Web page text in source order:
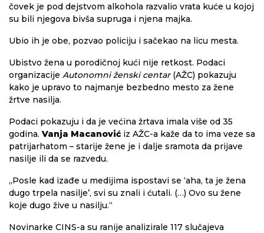
čovek je pod dejstvom alkohola razvalio vrata kuće u kojoj
su bili njegova bivša supruga i njena majka.
Ubio ih je obe, pozvao policiju i sačekao na licu mesta.
Ubistvo žena u porodičnoj kući nije retkost. Podaci
organizacije Autonomni ženski centar(AŽC) pokazuju
kako je upravo to najmanje bezbedno mesto za žene
žrtve nasilja.
Podaci pokazuju i da je većina žrtava imala više od 35
godina. Vanja Macanović iz AŽC-a kaže da to ima veze sa
patrijarhatom – starije žene je i dalje sramota da prijave
nasilje ili da se razvedu.
„Posle kad izađe u medijima ispostavi se ‘aha, ta je žena
dugo trpela nasilje’, svi su znali i ćutali. (…) Ovo su žene
koje dugo žive u nasilju.“
Novinarke CINS-a su ranije analizirale 117 slučajeva